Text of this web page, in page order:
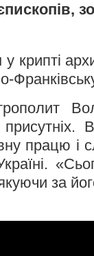
працю і
за